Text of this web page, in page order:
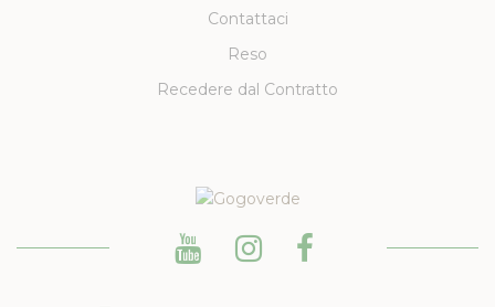
Contattaci
Reso
Recedere dal Contratto